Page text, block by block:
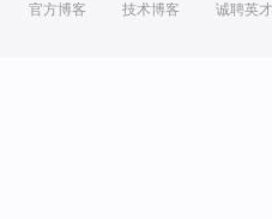
官方博客 技术博客 诚聘英才